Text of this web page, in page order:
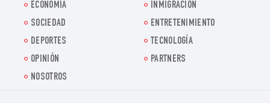
ECONOMÍA
INMIGRACIÓN
SOCIEDAD
ENTRETENIMIENTO
DEPORTES
TECNOLOGÍA
OPINIÓN
PARTNERS
NOSOTROS